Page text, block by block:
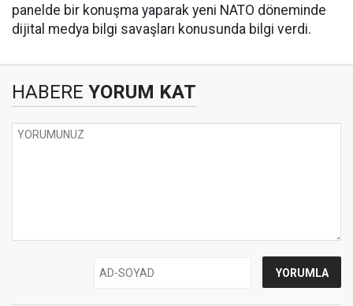
panelde bir konuşma yaparak yeni NATO döneminde
dijital medya bilgi savaşları konusunda bilgi verdi.
HABERE YORUM KAT